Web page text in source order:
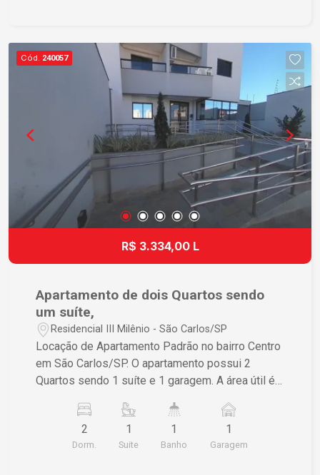
Cód. 240057
R$ 3.334,00 L
Apartamento de dois Quartos sendo
um suíte,
Residencial III Milênio - São Carlos/SP
Locação de Apartamento Padrão no bairro Centro
em São Carlos/SP. O apartamento possui 2
Quartos sendo 1 suíte e 1 garagem. A área útil é
Se estiver interessado, entre em contato para
mais informações.
2
Dorm.
1
Suite
1
Banho
1
Garagem